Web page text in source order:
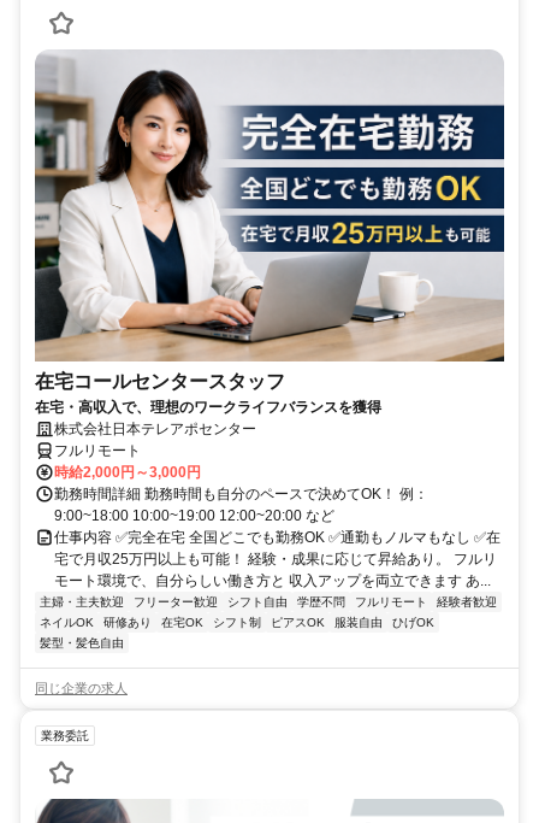
在宅コールセンタースタッフ
在宅・高収入で、理想のワークライフバランスを獲得
株式会社日本テレアポセンター
フルリモート
時給2,000円～3,000円
勤務時間詳細 勤務時間も自分のペースで決めてOK！ 例：
9:00~18:00 10:00~19:00 12:00~20:00 など
仕事内容 ✅完全在宅 全国どこでも勤務OK ✅通勤もノルマもなし ✅在
宅で月収25万円以上も可能！ 経験・成果に応じて昇給あり。 フルリ
モート環境で、自分らしい働き方と 収入アップを両立できます あ...
主婦・主夫歓迎 フリーター歓迎 シフト自由 学歴不問 フルリモート
経験者歓迎
ネイルOK
研修あり 在宅OK シフト制 ピアスOK 服装自由
ひげOK
髪型・髪色自由
同じ企業の求人
業務委託